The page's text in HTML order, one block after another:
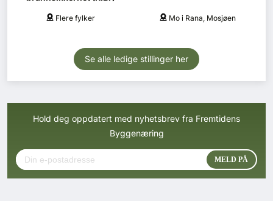
Flere fylker Mo i Rana, Mosjøen
Se alle ledige stillinger her
Hold deg oppdatert med nyhetsbrev fra Fremtidens
Byggenæring